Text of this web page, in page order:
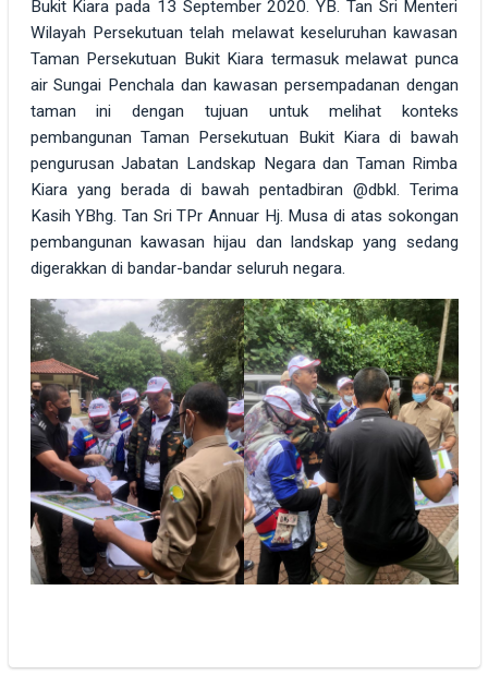
Bukit Kiara pada 13 September 2020. YB. Tan Sri Menteri
Wilayah Persekutuan telah melawat keseluruhan kawasan
Taman Persekutuan Bukit Kiara termasuk melawat punca
air Sungai Penchala dan kawasan persempadanan dengan
taman ini dengan tujuan untuk melihat konteks
pembangunan Taman Persekutuan Bukit Kiara di bawah
pengurusan Jabatan Landskap Negara dan Taman Rimba
Kiara yang berada di bawah pentadbiran @dbkl. Terima
Kasih YBhg. Tan Sri TPr Annuar Hj. Musa di atas sokongan
pembangunan kawasan hijau dan landskap yang sedang
digerakkan di bandar-bandar seluruh negara.